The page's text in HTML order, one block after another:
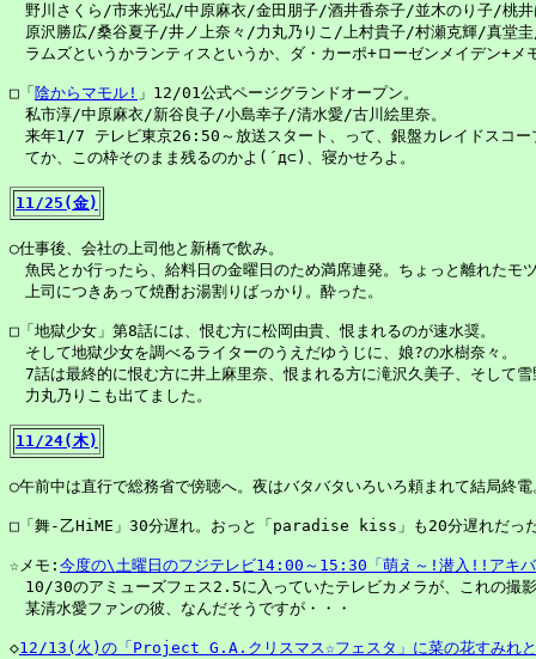
野川さくら/市来光弘/中原麻衣/金田朋子/酒井香奈子/並木のり子/桃
原沢勝広/桑谷夏子/井ノ上奈々/力丸乃りこ/上村貴子/村瀬克輝/真堂
ラムズというかランティスというか、ダ・カーポ+ローゼンメイデン+メ
□「 陰からマモル! 」12/01公式ページグランドオープン。
私市淳/中原麻衣/新谷良子/小島幸子/清水愛/古川絵里奈。
来年1/7 テレビ東京26:50～放送スタート、って、銀盤カレイドスコー
てか、この枠そのまま残るのかよ(´д⊂)、寝かせろよ。
11/25(金)
○仕事後、会社の上司他と新橋で飲み。
魚民とか行ったら、給料日の金曜日のため満席連発。ちょっと離れたモ
上司につきあって焼酎お湯割りばっかり。酔った。
□「地獄少女」第8話には、恨む方に松岡由貴、恨まれるのが速水奨。
そして地獄少女を調べるライターのうえだゆうじに、娘?の水樹奈々。
7話は最終的に恨む方に井上麻里奈、恨まれる方に滝沢久美子、そして雪
力丸乃りこも出てました。
11/24(木)
○午前中は直行で総務省で傍聴へ。夜はバタバタいろいろ頼まれて結局終
□「舞-乙HiME」30分遅れ。おっと「paradise kiss」も20分遅れだっ
☆メモ: 今度の\土曜日のフジテレビ14:00～15:30「萌え～!潜入!!アキバ
10/30のアミューズフェス2.5に入っていたテレビカメラが、これの撮
某清水愛ファンの彼、なんだそうですが・・・
◇12/13(火)の「Project G.A.クリスマス☆フェスタ」に菜の花すみれと